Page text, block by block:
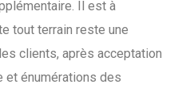
Il est à
tout terrain reste une
clients, après acceptation
et énumérations des